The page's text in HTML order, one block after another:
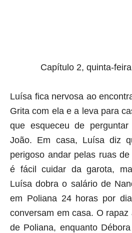
Capítulo 2, quinta-
Luísa fica nervosa ao
Grita com ela e a leva para
que esqueceu de
João. Em casa, Luísa diz
perigoso andar pelas ruas
é fácil cuidar da garota,
Luísa dobra o salário de
em Poliana 24 horas por
conversam em casa. O
de Poliana, enquanto